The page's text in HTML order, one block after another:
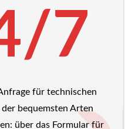
7
für technischen
bequemsten Arten
über das Formular für